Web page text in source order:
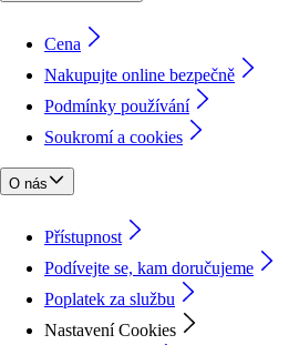
Cena
Nakupujte online bezpečně
Podmínky používání
Soukromí a cookies
O nás
Přístupnost
Podívejte se, kam doručujeme
Poplatek za službu
Nastavení Cookies